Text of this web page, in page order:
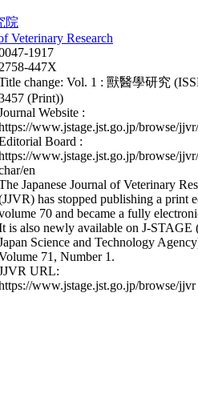
院
Veterinary Research
1917
2758-447X
change: Vol. 1 : 獸醫學研究
(Print))
Website :
www.jstage.jst.go.jp/browse/
Board :
www.jstage.jst.go.jp/browse/
en
Japanese Journal of Veterinary
has stopped publishing a print
70 and became a fully
is also newly available on J-STAGE
Science and Technology
71, Number 1.
URL:
www.jstage.jst.go.jp/browse/jjvr